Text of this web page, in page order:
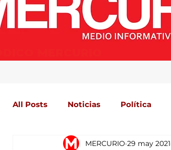
All Posts Noticias Política
Agricultura México
MERCURIO 29 may 2021